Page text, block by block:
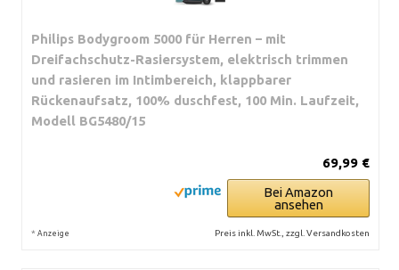
Philips Bodygroom 5000 für Herren – mit
Dreifachschutz-Rasiersystem, elektrisch trimmen
und rasieren im Intimbereich, klappbarer
Rückenaufsatz, 100% duschfest, 100 Min. Laufzeit,
Modell BG5480/15
69,99 €
Bei Amazon
ansehen
* Anzeige Preis inkl. MwSt., zzgl. Versandkosten